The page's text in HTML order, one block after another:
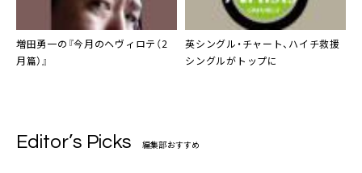
増田勇一の『今月のヘヴィロテ（2
月篇）』
英シングル・チャート、 ハイチ救援
シングルがトップに
Editor’s Picks 編集部おすすめ